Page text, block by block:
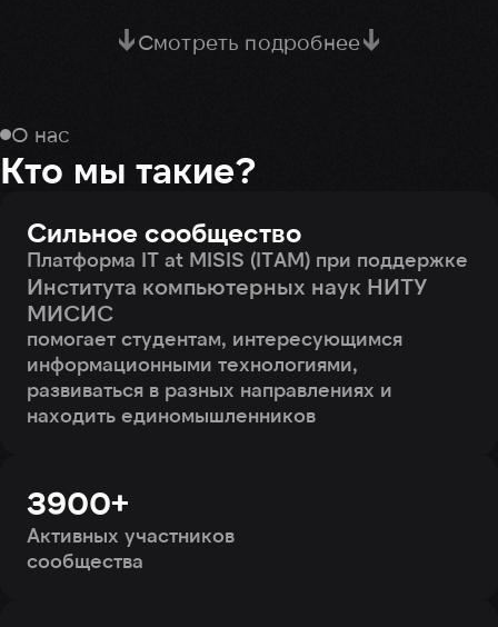
Смотреть подробнее
О нас
Кто мы такие?
Сильное сообщество
Платформа IT at MISIS (ITAM) при поддержке
Института компьютерных наук НИТУ
МИСИС
помогает студентам, интересующимся
информационными технологиями,
развиваться в разных направлениях и
находить единомышленников
3900+
Активных участников
сообщества